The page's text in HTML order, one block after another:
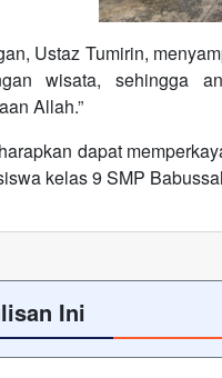
Ustaz Tumirin,
wisata, sehingga
Allah.”
dapat
kelas 9 SMP
Ini